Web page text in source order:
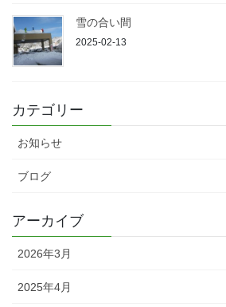
雪の合い間
2025-02-13
カテゴリー
お知らせ
ブログ
アーカイブ
2026年3月
2025年4月